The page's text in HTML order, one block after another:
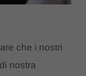
che i nostri
nostra